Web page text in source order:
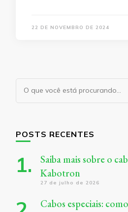
22 DE NOVEMBRO DE 2024
Procurando
algo?
POSTS RECENTES
Saiba mais sobre o
Kabotron
27 de julho de 2026
Cabos especiais: